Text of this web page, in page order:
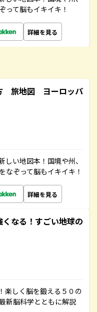
って脳もイキイキ！
詳細を見る
旅地図 ヨーロッパ
い地図本！国境や州、
なぞって脳もイキイキ！
詳細を見る
なる！すごい地球の
楽しく脳を鍛える５０の
新脳科学とともに解説